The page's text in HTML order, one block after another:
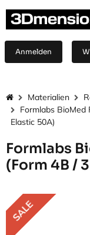
Anmelden
Materialien
Formlabs BioMed
Elastic 50A)
Formlabs
(Form 4B /
SALE